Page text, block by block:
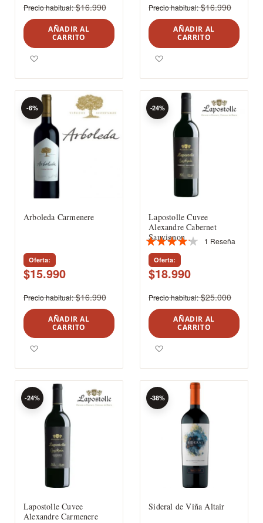
Precio habitual $16.990
AÑADIR AL
CARRITO
Precio habitual $16.990
AÑADIR AL
CARRITO
Arboleda Carmenere
Oferta
$15.990
-6%
Precio habitual $16.990
AÑADIR AL
CARRITO
Lapostolle Cuvee
Alexandre Cabernet
Sauvignon
Valoración:
80%
1 Reseña
Oferta
$18.990
-24%
Precio habitual $25.000
AÑADIR AL
CARRITO
Lapostolle Cuvee
Alexandre Carmenere
-24%
Sideral de Viña Altair
-38%